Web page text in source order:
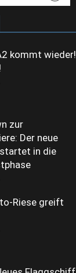
kommt wieder!
zur
Der neue
in die
Riese greift